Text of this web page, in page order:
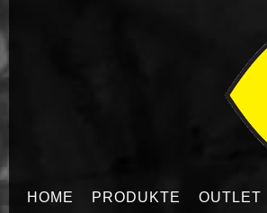
HOME PRODUKTE OUTLET